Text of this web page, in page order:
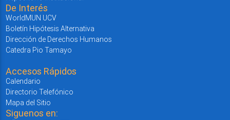
De Interés
WorldMUN UCV
Boletín Hipótesis Alternativa
Dirección de Derechos Humanos
Catedra Pio Tamayo
Accesos Rápidos
Calendario
Directorio Telefónico
Mapa del Sitio
Siguenos en: